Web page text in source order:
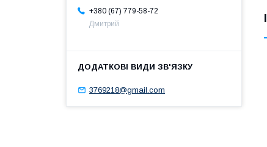
+380 (67) 779-58-72
Дмитрий
3769218@gmail.com